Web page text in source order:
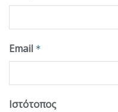
Email *
Ιστότοπος